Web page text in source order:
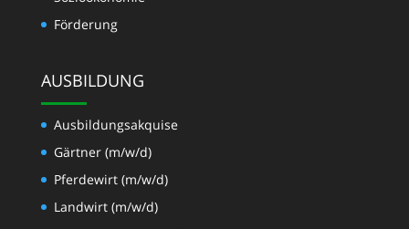
Förderung
AUSBILDUNG
Ausbildungsakquise
Gärtner (m/w/d)
Pferdewirt (m/w/d)
Landwirt (m/w/d)